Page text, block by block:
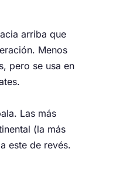
arriba que
Menos
pero se usa en
Las más
(la más
este de revés.